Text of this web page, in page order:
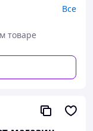
и
цвета
Все
товаре